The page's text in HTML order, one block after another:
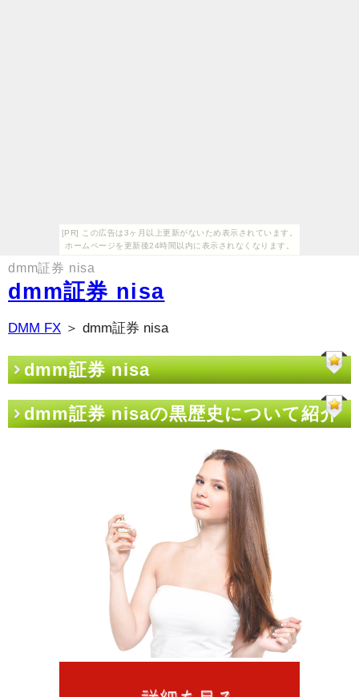
[PR] この広告は3ヶ月以上更新がないため表示されています。
ホームページを更新後24時間以内に表示されなくなります。
dmm証券 nisa
dmm証券 nisa
DMM FX ＞ dmm証券 nisa
dmm証券 nisa
dmm証券 nisaの黒歴史について紹介